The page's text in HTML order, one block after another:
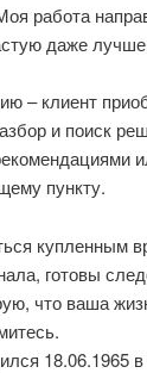
работа
даже
– клиент
и поиск
пункту.
купленным
готовы
что ваша
18.06.1965